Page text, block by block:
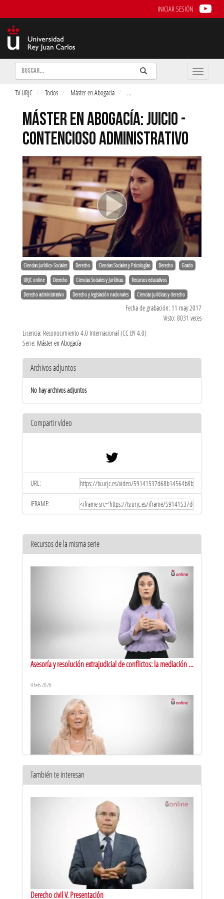
INICIAR SESIÓN
Buscar Enviar
Buscar
Toggle
TV URJC Todos Máster en Abogacía ...
MÁSTER EN ABOGACÍA: JUICIO -
CONTENCIOSO ADMINISTRATIVO
Ciencias Jurídico-Sociales Derecho Ciencias Sociales y Psicologías Derecho Grado
URJC online Derecho Ciencias Sociales y Jurídicas Recursos educativos
Derecho administrativo Derecho y legislación nacionales Ciencias jurídicas y derecho
Fecha de grabación: 11 may 2017
Visto: 8031 veces
Licencia: Reconocimiento 4.0 Internacional (CC BY 4.0)
Serie: Máster en Abogacía
Archivos adjuntos
No hay archivos adjuntos
Compartir vídeo
URL:
IFRAME:
Recursos de la misma serie
Asesoría y resolución extrajudicial de conflictos: la mediación y
9 feb 2026
También te interesan
Derecho civil V. Presentación